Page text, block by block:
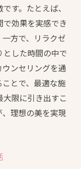
す。たとえば、
効果を実感でき
方で、リラクゼ
した時間の中で
ンセリングを通
とで、最適な施
限に引き出すこ
理想の美を実現